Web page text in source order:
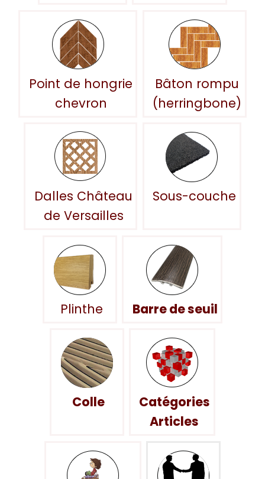
Point de hongrie
chevron
Bâton rompu
(herringbone)
Dalles Château
de Versailles
Sous-couche
Plinthe Barre de seuil
Colle
Catégories
Articles